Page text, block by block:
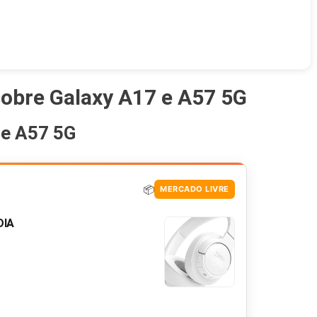
Galaxy A17 e A57 5G
A57 5G
📦 MERCADO LIVRE